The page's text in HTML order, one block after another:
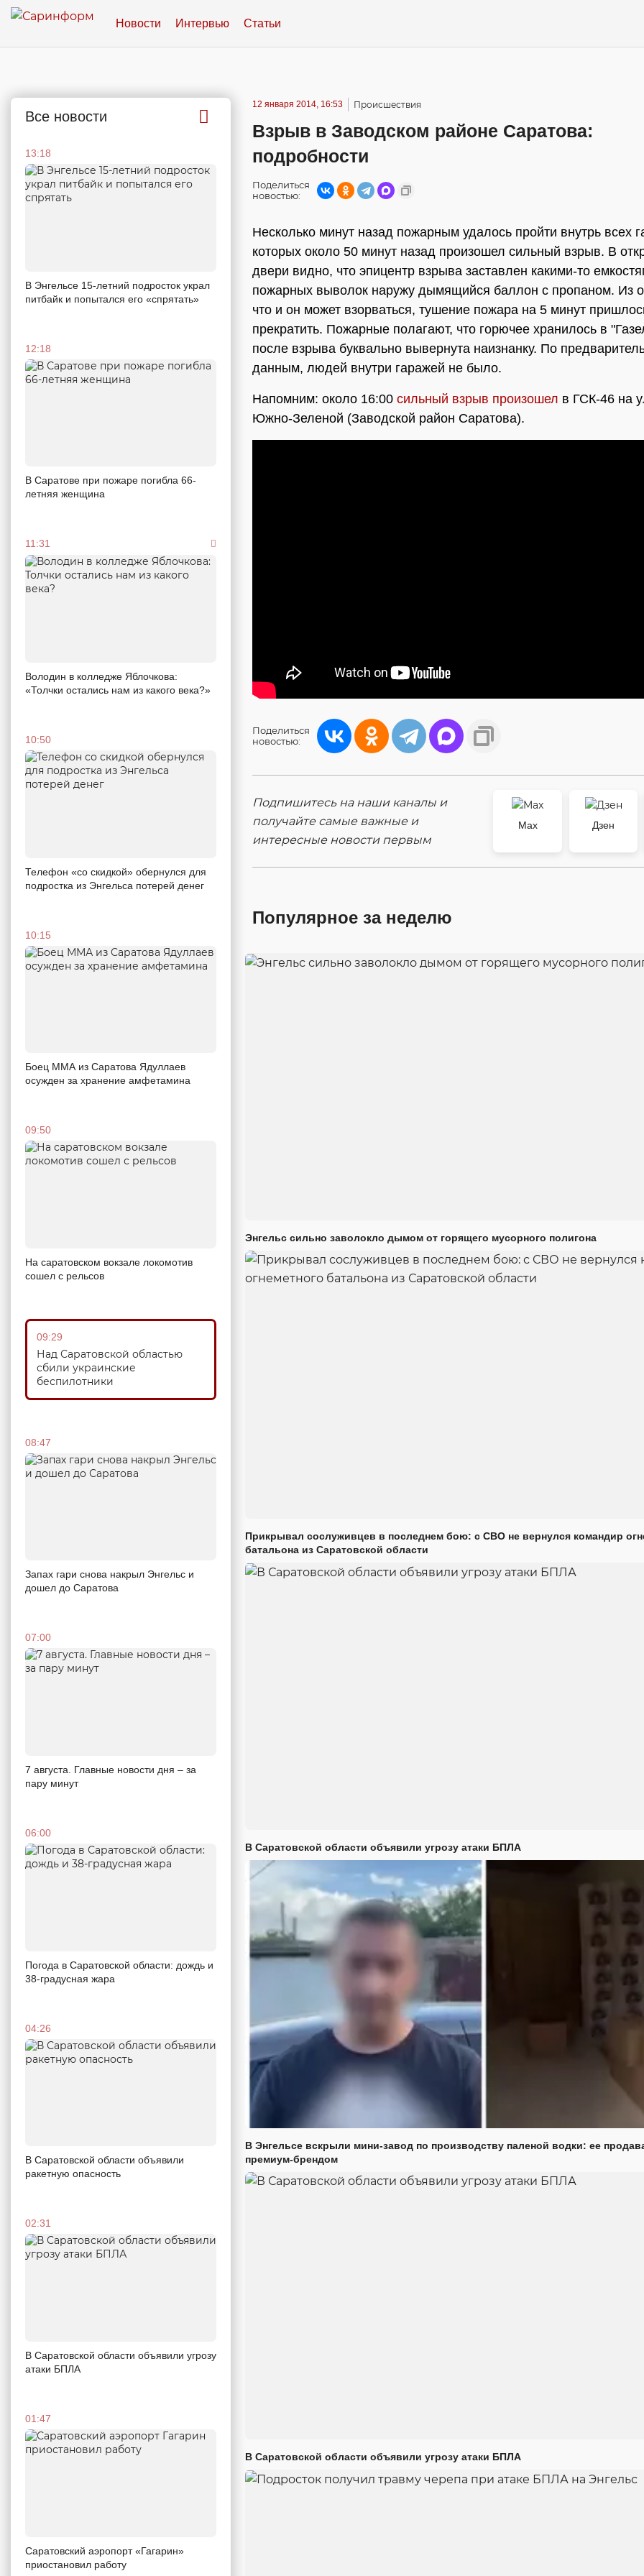
Новости Интервью Статьи
Все новости
13:18
В Энгельсе 15-летний подросток украл
питбайк и попытался его «спрятать»
12:18
В Саратове при пожаре погибла 66-
летняя женщина
11:31
Володин в колледже Яблочкова:
«Толчки остались нам из какого века?»
10:50
Телефон «со скидкой» обернулся для
подростка из Энгельса потерей денег
10:15
Боец ММА из Саратова Ядуллаев
осужден за хранение амфетамина
09:50
На саратовском вокзале локомотив
сошел с рельсов
09:29
Над Саратовской областью
сбили украинские
беспилотники
08:47
Запах гари снова накрыл Энгельс и
дошел до Саратова
07:00
7 августа. Главные новости дня – за
пару минут
06:00
Погода в Саратовской области: дождь и
38-градусная жара
04:26
В Саратовской области объявили
ракетную опасность
02:31
В Саратовской области объявили угрозу
атаки БПЛА
01:47
Саратовский аэропорт «Гагарин»
приостановил работу
12 января 2014, 16:53 Происшествия
Взрыв в Заводском районе Саратова:
подробности
Поделиться
новостью:
Несколько минут назад пожарным удалось пройти внутрь всех
которых около 50 минут назад произошел сильный взрыв. В
двери видно, что эпицентр взрыва заставлен какими-то
пожарных выволок наружу дымящийся баллон с пропаном. Из
что и он может взорваться, тушение пожара на 5 минут
прекратить. Пожарные полагают, что горючее хранилось в
после взрыва буквально вывернута наизнанку. По
данным, людей внутри гаражей не было.
Напомним: около 16:00 сильный взрыв произошел в ГСК-46 на
Южно-Зеленой (Заводской район Саратова).
Поделиться
новостью:
Подпишитесь на наши каналы и
получайте самые важные и
интересные новости первым
Max
Дзен
Популярное за неделю
Энгельс сильно заволокло дымом от горящего мусорного полигона
Прикрывал сослуживцев в последнем бою: с СВО не вернулся командир
батальона из Саратовской области
В Саратовской области объявили угрозу атаки БПЛА
В Энгельсе вскрыли мини-завод по производству паленой водки: ее
премиум-брендом
В Саратовской области объявили угрозу атаки БПЛА